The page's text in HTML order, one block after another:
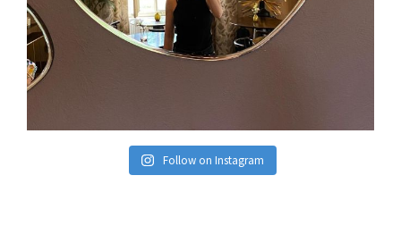
Follow on Instagram